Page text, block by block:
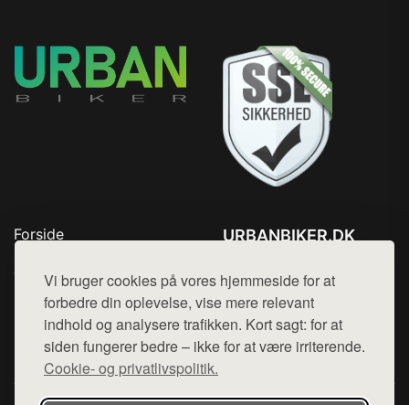
Vi bruger cookies på vores hjemmeside for at
forbedre din oplevelse, vise mere relevant
indhold og analysere trafikken. Kort sagt: for at
siden fungerer bedre – ikke for at være irriterende.
Cookie- og privatlivspolitik.
Forside
Top Rabatter
Blog
Kontakt
URBANBIKER.DK
Mail: hej@want.dk
Cookie- og privatlivspolitik